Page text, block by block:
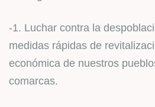
-1. Luchar contra la
medidas rápidas de
económica de nuestros
comarcas.